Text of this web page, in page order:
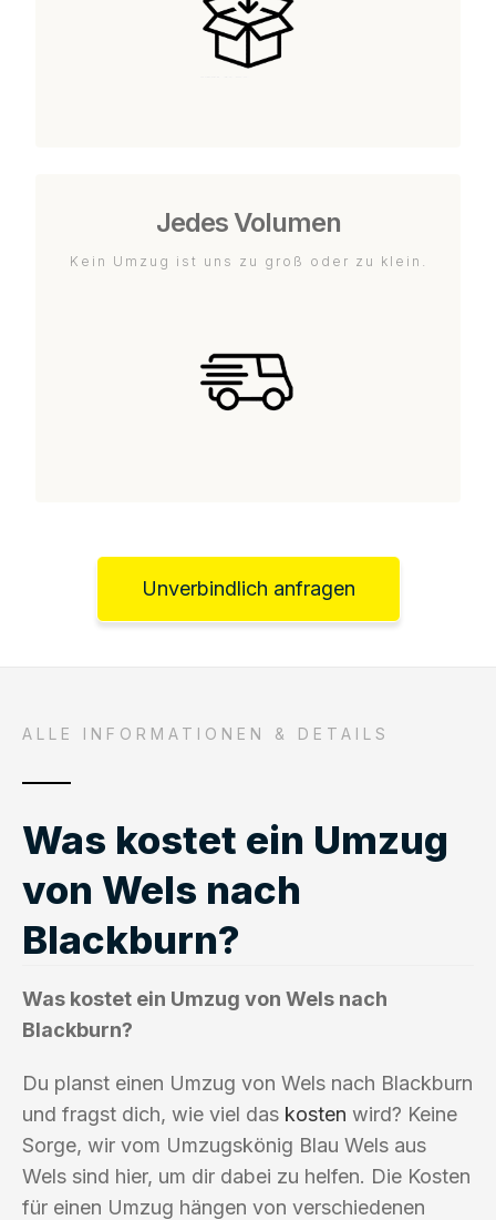
Jedes Volumen
Kein Umzug ist uns zu groß oder zu klein.
Unverbindlich anfragen
ALLE INFORMATIONEN & DETAILS
Was kostet ein Umzug
von Wels nach
Blackburn?
Was kostet ein Umzug von Wels nach
Blackburn?
Du planst einen Umzug von Wels nach Blackburn
und fragst dich, wie viel das kosten wird? Keine
Sorge, wir vom Umzugskönig Blau Wels aus
Wels sind hier, um dir dabei zu helfen. Die Kosten
für einen Umzug hängen von verschiedenen